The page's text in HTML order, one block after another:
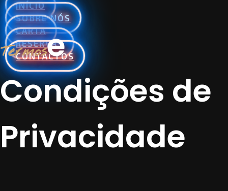
INÍCIO
SOBRE NÓS
CARTA
RESERVAS
CONTACTOS
Termose
Condições de
Privacidade